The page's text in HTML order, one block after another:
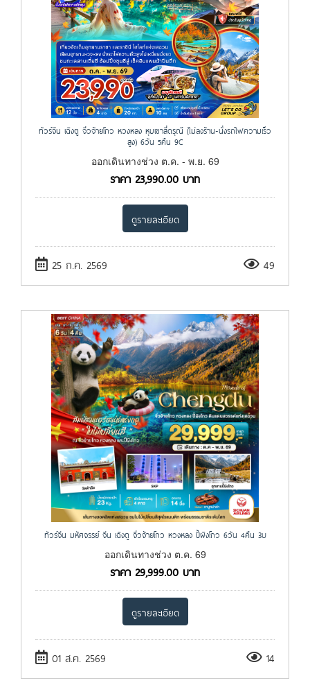
ทัวร์จีน เฉิงตู จิ่วจ้ายโกว หวงหลง หุบเขาสี่ดรุณี (ไม่ลงร้าน-นั่งรถไฟความเร็ว
สูง) 6วัน 5คืน 9C
ออกเดินทางช่วง ต.ค. - พ.ย. 69
ราคา 23,990.00 บาท
ดูรายละเอียด
25 ก.ค. 2569 49
ทัวร์จีน มหัศจรรย์ จีน เฉิงตู จิ่วจ้ายโกว หวงหลง ปี้ผิงโกว 6วัน 4คืน 3U
ออกเดินทางช่วง ต.ค. 69
ราคา 29,999.00 บาท
ดูรายละเอียด
01 ส.ค. 2569 14